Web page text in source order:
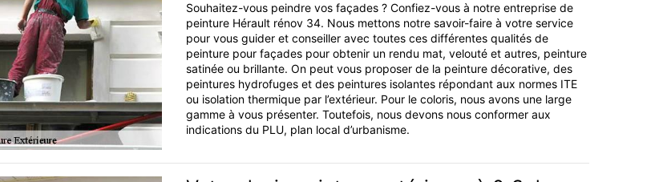
Souhaitez-vous peindre vos façades ? Confiez-vous à notre entreprise de
peinture Hérault rénov 34. Nous mettons notre savoir-faire à votre service
pour vous guider et conseiller avec toutes ces différentes qualités de
peinture pour façades pour obtenir un rendu mat, velouté et autres, peinture
satinée ou brillante. On peut vous proposer de la peinture décorative, des
peintures hydrofuges et des peintures isolantes répondant aux normes ITE
ou isolation thermique par l’extérieur. Pour le coloris, nous avons une large
gamme à vous présenter. Toutefois, nous devons nous conformer aux
indications du PLU, plan local d’urbanisme.